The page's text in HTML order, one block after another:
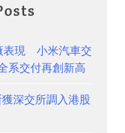
表現 小米汽車交
系交付再創新高
深交所調入港股